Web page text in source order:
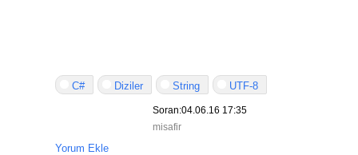
C# Diziler String UTF-8
Soran:04.06.16 17:35
misafir
Yorum Ekle